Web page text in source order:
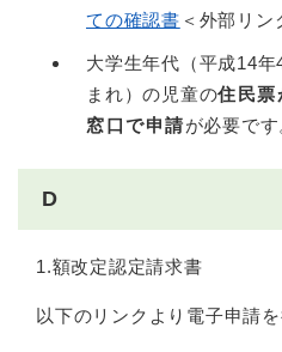
ての確認書 ＜外部リン
大学生年代（平成14
まれ）の児童の住民票
窓口で申請が必要です
D
1.額改定認定請求書
以下のリンクより電子申請を